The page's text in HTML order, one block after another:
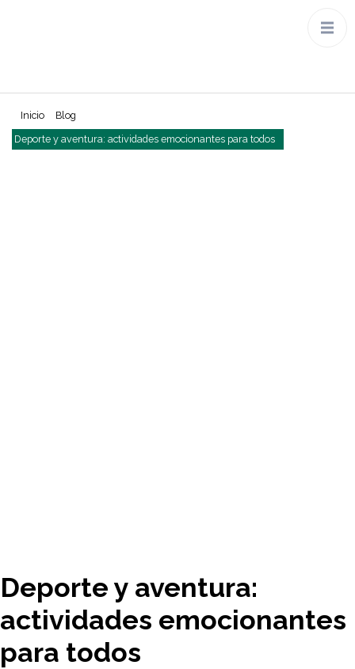
Inicio
Blog
Deporte y aventura: actividades emocionantes para todos
Deporte y aventura:
actividades emocionantes
para todos